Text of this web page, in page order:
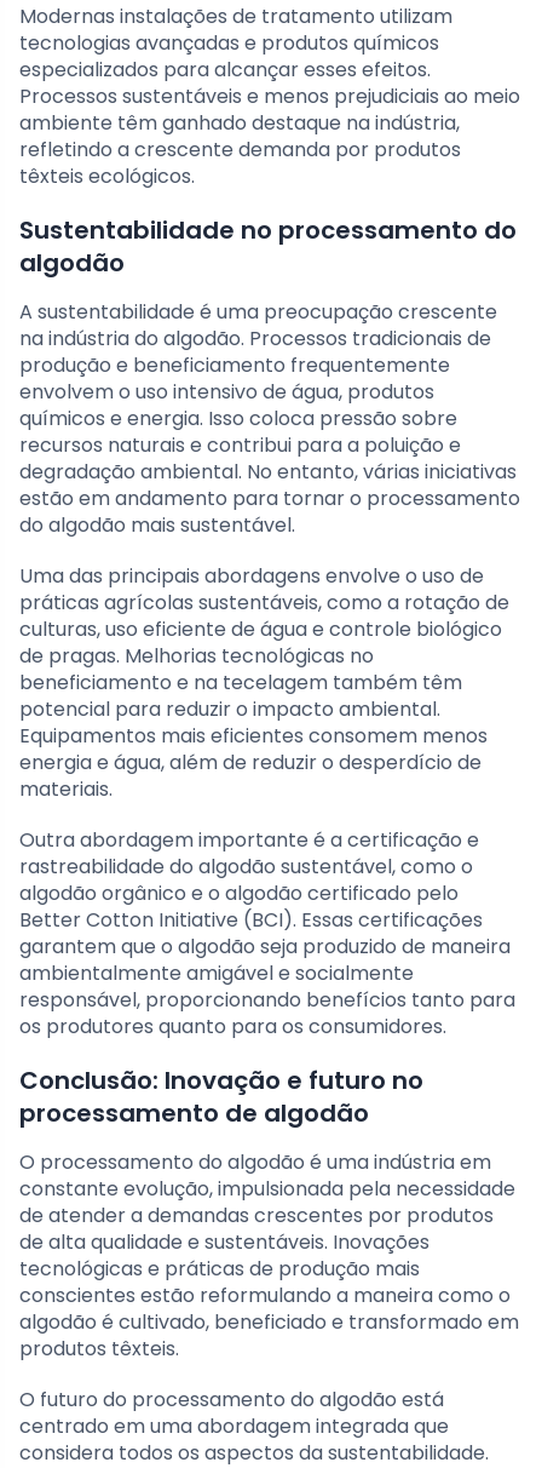
Modernas instalações de tratamento utilizam
tecnologias avançadas e produtos químicos
especializados para alcançar esses efeitos.
Processos sustentáveis e menos prejudiciais ao meio
ambiente têm ganhado destaque na indústria,
refletindo a crescente demanda por produtos
têxteis ecológicos.
Sustentabilidade no processamento do
algodão
A sustentabilidade é uma preocupação crescente
na indústria do algodão. Processos tradicionais de
produção e beneficiamento frequentemente
envolvem o uso intensivo de água, produtos
químicos e energia. Isso coloca pressão sobre
recursos naturais e contribui para a poluição e
degradação ambiental. No entanto, várias iniciativas
estão em andamento para tornar o processamento
do algodão mais sustentável.
Uma das principais abordagens envolve o uso de
práticas agrícolas sustentáveis, como a rotação de
culturas, uso eficiente de água e controle biológico
de pragas. Melhorias tecnológicas no
beneficiamento e na tecelagem também têm
potencial para reduzir o impacto ambiental.
Equipamentos mais eficientes consomem menos
energia e água, além de reduzir o desperdício de
materiais.
Outra abordagem importante é a certificação e
rastreabilidade do algodão sustentável, como o
algodão orgânico e o algodão certificado pelo
Better Cotton Initiative (BCI). Essas certificações
garantem que o algodão seja produzido de maneira
ambientalmente amigável e socialmente
responsável, proporcionando benefícios tanto para
os produtores quanto para os consumidores.
Conclusão: Inovação e futuro no
processamento de algodão
O processamento do algodão é uma indústria em
constante evolução, impulsionada pela necessidade
de atender a demandas crescentes por produtos
de alta qualidade e sustentáveis. Inovações
tecnológicas e práticas de produção mais
conscientes estão reformulando a maneira como o
algodão é cultivado, beneficiado e transformado em
produtos têxteis.
O futuro do processamento do algodão está
centrado em uma abordagem integrada que
considera todos os aspectos da sustentabilidade.